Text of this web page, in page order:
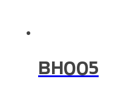
BH005